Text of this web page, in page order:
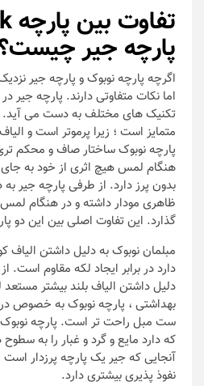
پارچه جیر
اگرچه پارچه نوبوک و پارچه جیر
اما نکات متفاوتی دارند. پارچه جیر
تکنیک های مختلف به دست می آید.
متمایز است ؛ زیرا پرموتر است و
پارچه نوبوک ساختار صاف و محکم
هنگام لمس هیچ اثری از خود به جای
بدون پرز دارد. از طرفی پارچه جیر به
ظاهری مودار داشته و در هنگام
گذارد. این تفاوت اصلی بین این دو
مبلمان نوبوک به دلیل داشتن الیاف
دارد در برابر ایجاد لکه مقاوم است.
دلیل داشتن الیاف بلند بیشتر
بهداشتی ، پارچه نوبوک به خصوص
ست مبل راحت تر است. پارچه
که دارد مایع و گرد و غبار را به
آنجایی که جیر یک پارچه پرزدار است ،
نفوذ پذیری بیشتری دارد.